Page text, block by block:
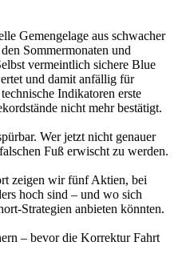
Gemengelage aus schwacher
Sommermonaten und
vermeintlich sichere Blue
und damit anfällig für
Indikatoren erste
nicht mehr bestätigt.
Wer jetzt nicht genauer
Fuß erwischt zu werden.
zeigen wir fünf Aktien, bei
hoch sind – und wo sich
Strategien anbieten könnten.
– bevor die Korrektur Fahrt